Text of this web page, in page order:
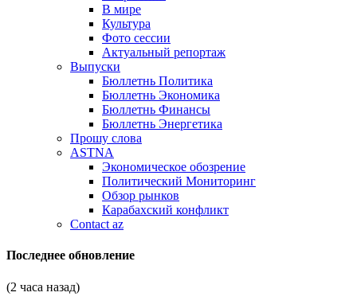
В мире
Культура
Фото сессии
Актуальный репортаж
Выпуски
Бюллетнь Политика
Бюллетнь Экономика
Бюллетнь Финансы
Бюллетнь Энергетика
Прошу слова
ASTNA
Экономическое обозрение
Политический Мониторинг
Обзор рынков
Карабахский конфликт
Contact az
Последнее обновление
(2 часа назад)